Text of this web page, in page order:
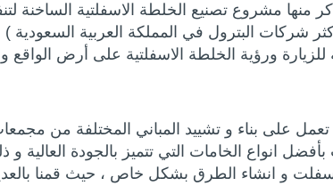
منها مشروع تصنيع الخلطة الاسفلتية الساخنة
التي ترأس أكثر شركات البترول في المملكة العربية
ورؤية الخلطة الاسفلتية على أرض
على بناء و تشييد المباني المختلفة من
انواع الخامات التي تتميز بالجودة العالية
و انشاء الطرق بشكل خاص ، حيث قمنا